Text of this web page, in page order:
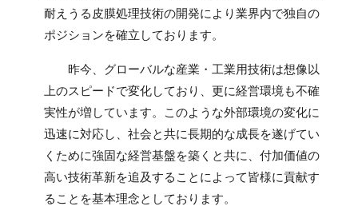
耐えうる皮膜処理技術の開発により業界内で独自の
ポジションを確立しております。
昨今、グローバルな産業・工業用技術は想像以
上のスピードで変化しており、更に経営環境も不確
実性が増しています。このような外部環境の変化に
迅速に対応し、社会と共に長期的な成長を遂げてい
くために強固な経営基盤を築くと共に、付加価値の
高い技術革新を追及することによって皆様に貢献す
ることを基本理念としております。